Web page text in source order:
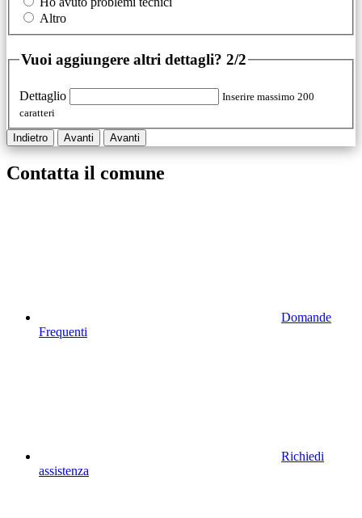
Altro
Vuoi aggiungere altri dettagli? 2/2
Dettaglio
Inserire massimo 200
caratteri
Indietro Avanti Avanti
Contatta il comune
Domande
Frequenti
Richiedi
assistenza